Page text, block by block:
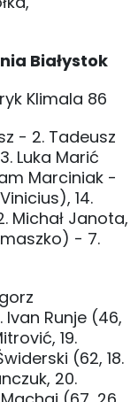
Białystok
Klimala 86
- 2. Tadeusz
Luka Marić
Marciniak -
14.
Michał Janota,
- 7.
Ivan Runje (46,
19.
(62, 18.
20.